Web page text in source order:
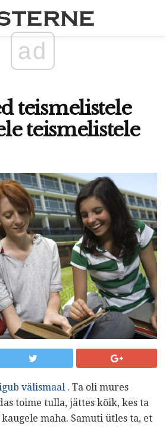
ad
teismelistele
teismelistele
välismaal . Ta oli mures
toime tulla, jättes kõik, kes ta
maha. Samuti ütles ta, et